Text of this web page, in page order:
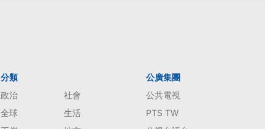
分類
政治
社會
全球
生活
公廣集團
公共電視
PTS TW